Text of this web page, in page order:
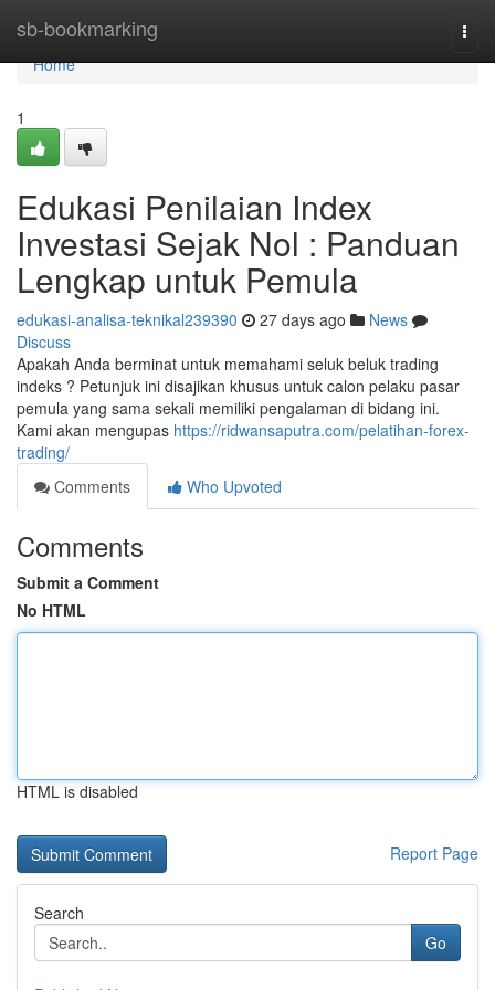
sb-bookmarking
Home
Home
1
Edukasi Penilaian Index
Investasi Sejak Nol : Panduan
Lengkap untuk Pemula
edukasi-analisa-teknikal239390 27 days ago
News
Discuss
Apakah Anda berminat untuk memahami seluk beluk trading
indeks ? Petunjuk ini disajikan khusus untuk calon pelaku pasar
pemula yang sama sekali memiliki pengalaman di bidang ini.
Kami akan mengupas https://ridwansaputra.com/pelatihan-forex-
trading/
Comments
Who Upvoted
Comments
Submit a Comment
No HTML
HTML is disabled
Report Page
Search
Go